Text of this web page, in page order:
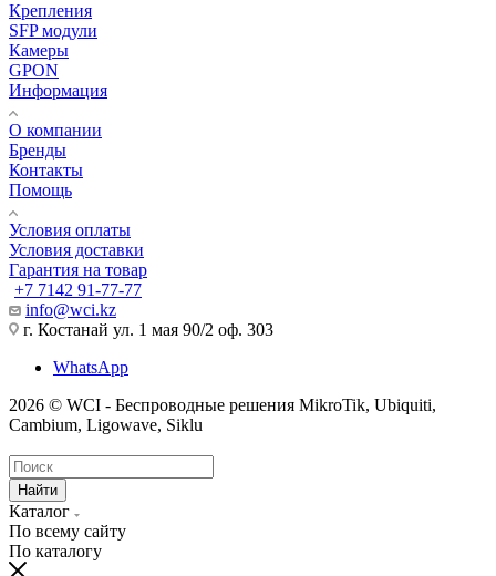
Крепления
SFP модули
Камеры
GPON
Информация
О компании
Бренды
Контакты
Помощь
Условия оплаты
Условия доставки
Гарантия на товар
+7 7142 91-77-77
info@wci.kz
г. Костанай ул. 1 мая 90/2 оф. 303
WhatsApp
2026 © WCI - Беспроводные решения MikroTik, Ubiquiti,
Cambium, Ligowave, Siklu
Найти
Каталог
По всему сайту
По каталогу